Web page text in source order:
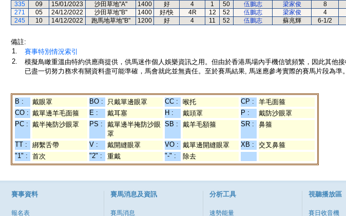
335
09 15/01/2023 沙田草地"A" 1400 好 4 1 50 伍鵬志 梁家俊 8
271
05 24/12/2022 沙田草地"B" 1400 好/快 4R 12 52 伍鵬志 梁家俊 4
245
10 14/12/2022 跑馬地草地"B" 1200 好 4 11 52 伍鵬志 蘇兆輝 6-1/2
備註:
1.
賽事特別情況索引
2.
模擬鳥瞰重溫由特約供應商提供，供馬迷作個人娛樂資訊之用。但由於香港馬場內手機信號頻繁，因此其他
已盡一切努力務求有關資料盡可能準確，馬會就此並無責任。至於賽馬結果, 馬迷應參考實際的賽馬片段為準。
B : 戴眼罩 BO : 只戴單邊眼罩 CC : 喉托 CP :
羊毛面箍
CO : 戴單邊羊毛面箍 E : 戴耳塞 H : 戴頭罩 P :
戴防沙眼罩
PC : 戴半掩防沙眼罩 PS :
戴單邊半掩防沙眼
罩
SB : 戴羊毛額箍 SR : 鼻箍
TT : 綁繫舌帶 V : 戴開縫眼罩 VO : 戴單邊開縫眼罩 XB :
交叉鼻箍
"1" :
首次 "2" : 重戴 "-" : 除去
賽事資料
報名表
賽馬消息及資訊
賽馬消息
分析工具
速勢能量
視聽播放區
賽日收音機